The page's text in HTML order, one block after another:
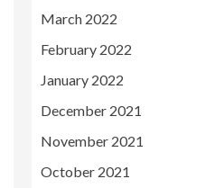
March 2022
February 2022
January 2022
December 2021
November 2021
October 2021